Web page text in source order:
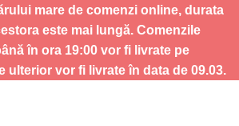
mare de comenzi online, durata
este mai lungă. Comenzile
în ora 19:00 vor fi livrate pe
ulterior vor fi livrate în data de 09.03.